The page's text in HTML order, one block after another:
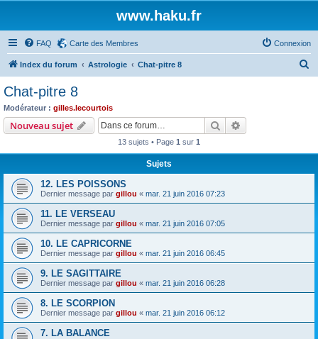
www.haku.fr
FAQ Carte des Membres Connexion
Index du forum Astrologie Chat-pitre 8
Chat-pitre 8
Modérateur : gilles.lecourtois
Nouveau sujet Rechercher
13 sujets • Page 1 sur 1
Sujets
12. LES POISSONS
Dernier message par gillou « mar. 21 juin 2016 07:23
11. LE VERSEAU
Dernier message par gillou « mar. 21 juin 2016 07:05
10. LE CAPRICORNE
Dernier message par gillou « mar. 21 juin 2016 06:45
9. LE SAGITTAIRE
Dernier message par gillou « mar. 21 juin 2016 06:28
8. LE SCORPION
Dernier message par gillou « mar. 21 juin 2016 06:12
7. LA BALANCE